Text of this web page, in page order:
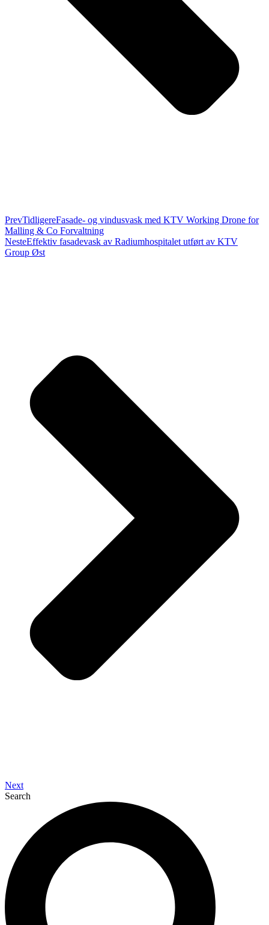
PrevTidligereFasade- og vindusvask med KTV Working Drone for
Malling & Co Forvaltning
NesteEffektiv fasadevask av Radiumhospitalet utført av KTV
Group Øst
Next
Search